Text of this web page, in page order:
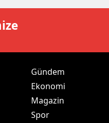
Gündem
Ekonomi
Magazin
Spor